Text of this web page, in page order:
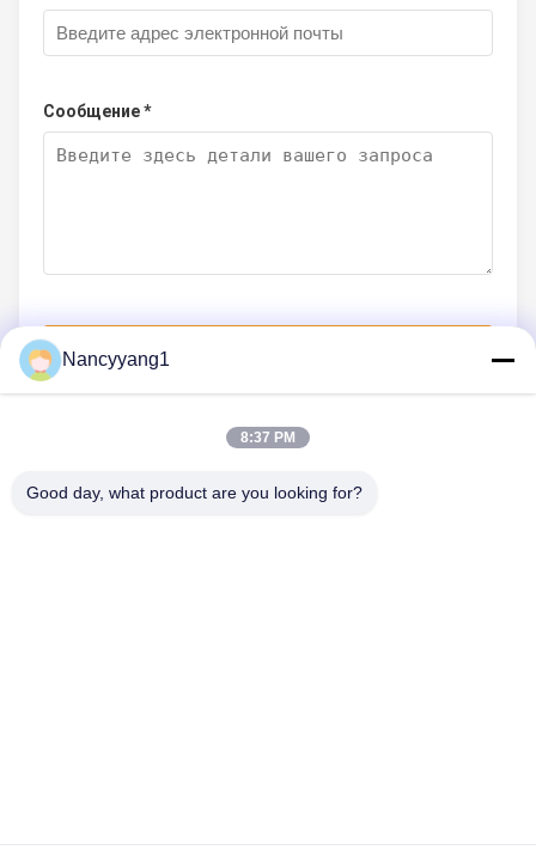
Сообщение *
Nancyyang1
8:37 PM
Good day, what product are you looking for?